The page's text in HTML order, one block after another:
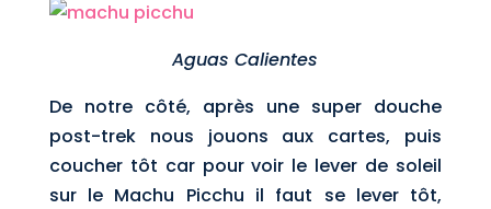
Aguas Calientes
De notre côté, après une super douche
post-trek nous jouons aux cartes, puis
coucher tôt car pour voir le lever de soleil
sur le Machu Picchu il faut se lever tôt,